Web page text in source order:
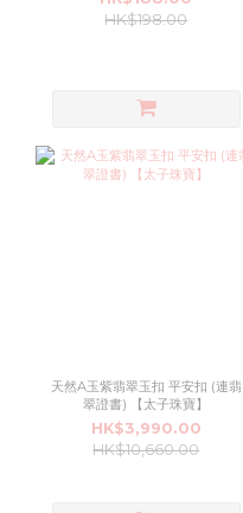
HK$198.00
天然A玉紫翡翠玉扣 平安扣 (連翡
翠證書) 【太子珠寶】
HK$3,990.00
HK$10,660.00